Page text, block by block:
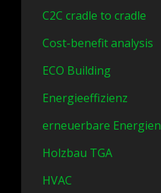
C2C cradle to cradle
Cost-benefit analysis
ECO Building
Energieeffizienz
erneuerbare Energien
Holzbau TGA
HVAC